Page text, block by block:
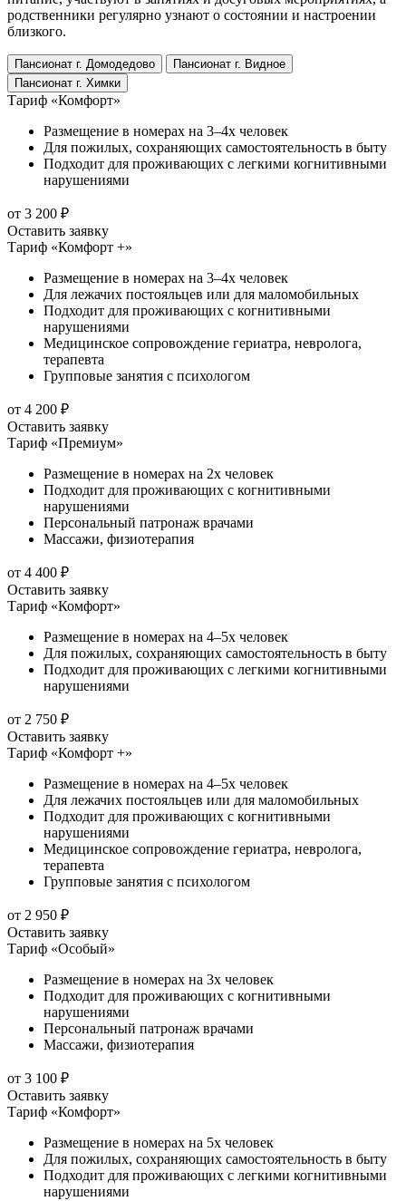
родственники регулярно узнают о состоянии и настроении
близкого.
Пансионат г. Домодедово
Пансионат г. Видное
Пансионат г. Химки
Тариф «Комфорт»
Размещение в номерах на 3–4х человек
Для пожилых, сохраняющих самостоятельность в быту
Подходит для проживающих с легкими когнитивными
нарушениями
от 3 200 ₽
Оставить заявку
Тариф «Комфорт +»
Размещение в номерах на 3–4х человек
Для лежачих постояльцев или для маломобильных
Подходит для проживающих с когнитивными
нарушениями
Медицинское сопровождение гериатра, невролога,
терапевта
Групповые занятия с психологом
от 4 200 ₽
Оставить заявку
Тариф «Премиум»
Размещение в номерах на 2х человек
Подходит для проживающих с когнитивными
нарушениями
Персональный патронаж врачами
Массажи, физиотерапия
от 4 400 ₽
Оставить заявку
Тариф «Комфорт»
Размещение в номерах на 4–5х человек
Для пожилых, сохраняющих самостоятельность в быту
Подходит для проживающих с легкими когнитивными
нарушениями
от 2 750 ₽
Оставить заявку
Тариф «Комфорт +»
Размещение в номерах на 4–5х человек
Для лежачих постояльцев или для маломобильных
Подходит для проживающих с когнитивными
нарушениями
Медицинское сопровождение гериатра, невролога,
терапевта
Групповые занятия с психологом
от 2 950 ₽
Оставить заявку
Тариф «Особый»
Размещение в номерах на 3х человек
Подходит для проживающих с когнитивными
нарушениями
Персональный патронаж врачами
Массажи, физиотерапия
от 3 100 ₽
Оставить заявку
Тариф «Комфорт»
Размещение в номерах на 5х человек
Для пожилых, сохраняющих самостоятельность в быту
Подходит для проживающих с легкими когнитивными
нарушениями